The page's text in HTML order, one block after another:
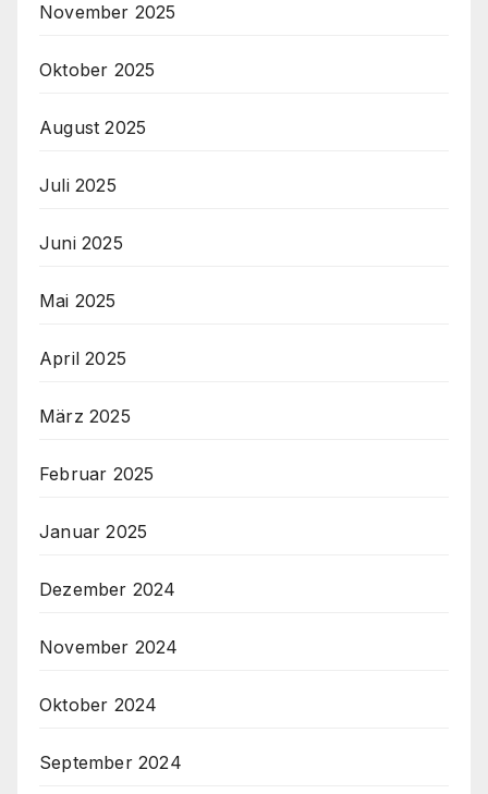
November 2025
Oktober 2025
August 2025
Juli 2025
Juni 2025
Mai 2025
April 2025
März 2025
Februar 2025
Januar 2025
Dezember 2024
November 2024
Oktober 2024
September 2024